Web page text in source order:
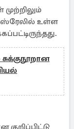
உள்ள